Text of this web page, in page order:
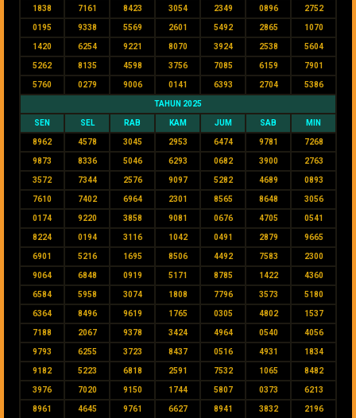
1838 7161 8423 3054 2349 0896 2752
0195 9338 5569 2601 5492 2865 1070
1420 6254 9221 8070 3924 2538 5604
5262 8135 4598 3756 7085 6159 7901
5760 0279 9006 0141 6393 2704 5386
TAHUN 2025
SEN SEL RAB KAM JUM SAB MIN
8962 4578 3045 2953 6474 9781 7268
9873 8336 5046 6293 0682 3900 2763
3572 7344 2576 9097 5282 4689 0893
7610 7402 6964 2301 8565 8648 3056
0174 9220 3858 9081 0676 4705 0541
8224 0194 3116 1042 0491 2879 9665
6901 5216 1695 8506 4492 7583 2300
9064 6848 0919 5171 8785 1422 4360
6584 5958 3074 1808 7796 3573 5180
6364 8496 9619 1765 0305 4802 1537
7188 2067 9378 3424 4964 0540 4056
9793 6255 3723 8437 0516 4931 1834
9182 5223 6818 2591 7532 1065 8482
3976 7020 9150 1744 5807 0373 6213
8961 4645 9761 6627 8941 3832 2196